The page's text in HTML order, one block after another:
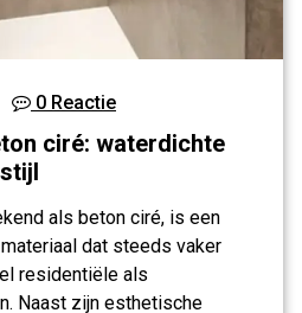
0 Reactie
ciré: waterdichte
als beton ciré, is een
dat steeds vaker
residentiële als
Naast zijn esthetische